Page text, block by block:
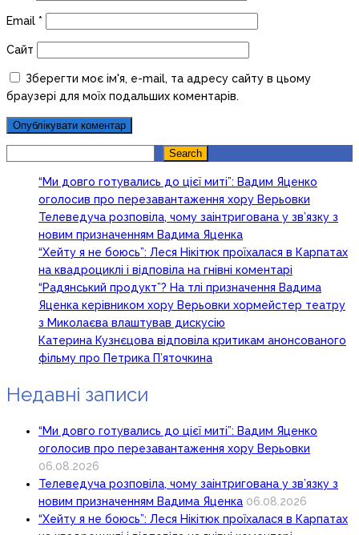
Email *
Сайт
Зберегти моє ім'я, e-mail, та адресу сайту в цьому
браузері для моїх подальших коментарів.
Search
“Ми довго готувались до цієї миті”: Вадим Яценко
оголосив про перезавантаження хору Верьовки
Телеведуча розповіла, чому заінтригована у зв’язку з
новим призначенням Вадима Яценка
“Хейту я не боюсь”: Леся Нікітюк проїхалася в Карпатах
на квадроциклі і відповіла на гнівні коментарі
“Радянський продукт”? На тлі призначення Вадима
Яценка керівником хору Верьовки хормейстер театру
з Миколаєва влаштував дискусію
Катерина Кузнєцова відповіла критикам анонсованого
фільму про Петрика П’яточкина
Недавні записи
“Ми довго готувались до цієї миті”: Вадим Яценко
оголосив про перезавантаження хору Верьовки
06.08.2026
Телеведуча розповіла, чому заінтригована у зв’язку з
новим призначенням Вадима Яценка 06.08.2026
“Хейту я не боюсь”: Леся Нікітюк проїхалася в Карпатах